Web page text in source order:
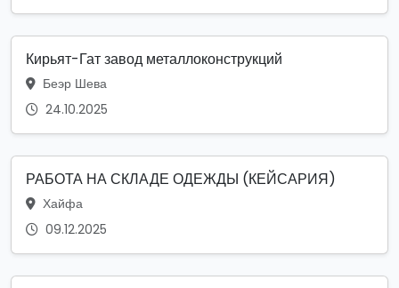
Кирьят-Гат завод металлоконструкций
Беэр Шева
24.10.2025
РАБОТА НА СКЛАДЕ ОДЕЖДЫ (КЕЙСАРИЯ)
Хайфа
09.12.2025